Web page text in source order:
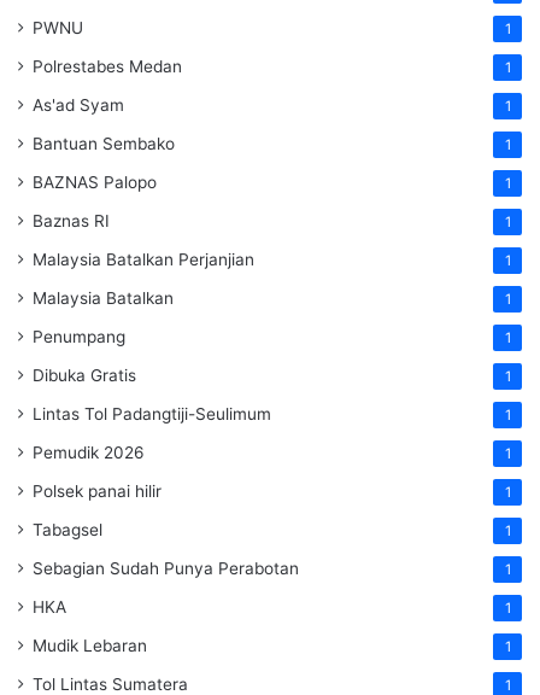
PWNU 1
Polrestabes Medan 1
As'ad Syam 1
Bantuan Sembako 1
BAZNAS Palopo 1
Baznas RI 1
Malaysia Batalkan Perjanjian 1
Malaysia Batalkan 1
Penumpang 1
Dibuka Gratis 1
Lintas Tol Padangtiji-Seulimum 1
Pemudik 2026 1
Polsek panai hilir 1
Tabagsel 1
Sebagian Sudah Punya Perabotan 1
HKA 1
Mudik Lebaran 1
Tol Lintas Sumatera 1